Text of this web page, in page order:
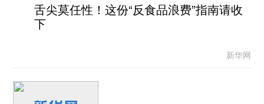
舌尖莫任性！这份“反食品浪费”指南请收
下
新华网